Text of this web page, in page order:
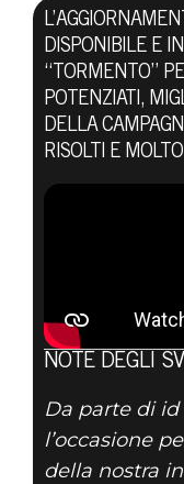
2 -
DISPONIBILE E
“TORMENTO”
POTENZIATI,
DELLA
RISOLTI E
NOTE DEGLI
Da parte di id
l’occasione
della nostra